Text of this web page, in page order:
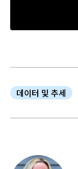
데이터 및 추세